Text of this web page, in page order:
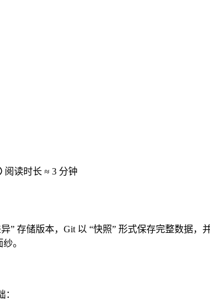
阅读时长 ≈ 3 分钟
存储版本，Git 以 “快照” 形式保存完整数据，
。